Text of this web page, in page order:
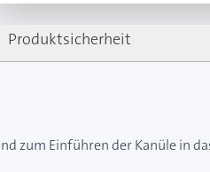
Produktsicherheit
zum Einführen der Kanüle in